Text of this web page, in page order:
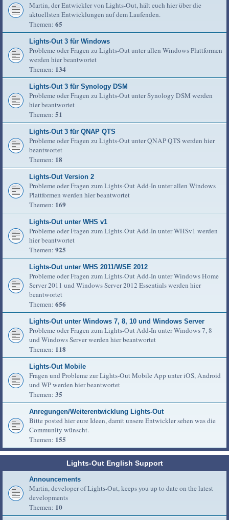
Martin, der Entwickler von Lights-Out, hält euch hier über die
aktuellsten Entwicklungen auf dem Laufenden.
Themen: 65
Lights-Out 3 für Windows
Probleme oder Fragen zu Lights-Out unter allen Windows Plattformen
werden hier beantwortet
Themen: 134
Lights-Out 3 für Synology DSM
Probleme oder Fragen zu Lights-Out unter Synology DSM werden
hier beantwortet
Themen: 51
Lights-Out 3 für QNAP QTS
Probleme oder Fragen zu Lights-Out unter QNAP QTS werden hier
beantwortet
Themen: 18
Lights-Out Version 2
Probleme oder Fragen zum Lights-Out Add-In unter allen Windows
Plattformen werden hier beantwortet
Themen: 169
Lights-Out unter WHS v1
Probleme oder Fragen zum Lights-Out Add-In unter WHSv1 werden
hier beantwortet
Themen: 925
Lights-Out unter WHS 2011/WSE 2012
Probleme oder Fragen zum Lights-Out Add-In unter Windows Home
Server 2011 und Windows Server 2012 Essentials werden hier
beantwortet
Themen: 656
Lights-Out unter Windows 7, 8, 10 und Windows Server
Probleme oder Fragen zum Lights-Out Add-In unter Windows 7, 8
und Windows Server werden hier beantwortet
Themen: 118
Lights-Out Mobile
Fragen und Probleme zur Lights-Out Mobile App unter iOS, Android
und WP werden hier beantwortet
Themen: 35
Anregungen/Weiterentwicklung Lights-Out
Bitte posted hier eure Ideen, damit unsere Entwickler sehen was die
Community wünscht.
Themen: 155
Lights-Out English Support
Announcements
Martin, developer of Lights-Out, keeps you up to date on the latest
developments
Themen: 10